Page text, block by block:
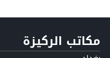
مكاتب الركيزة